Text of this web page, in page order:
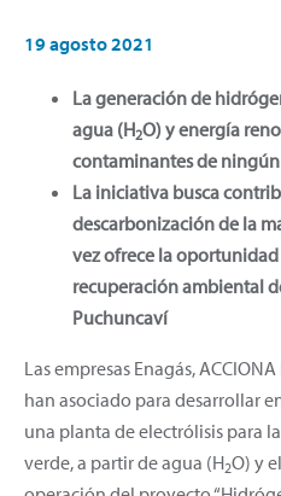
19 agosto 2021
La generación de
agua (H2O) y energía
contaminantes de
La iniciativa busca
descarbonización de la
vez ofrece la
recuperación ambiental
Puchuncaví
Las empresas Enagás,
han asociado para desarrollar
una planta de electrólisis para
verde, a partir de agua (H2O) y